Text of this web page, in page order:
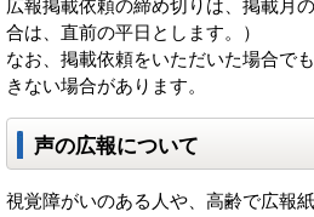
広報掲載依頼の締め切りは、掲載月
合は、直前の平日とします。）
なお、掲載依頼をいただいた場合で
きない場合があります。
声の広報について
視覚障がいのある人や、高齢で広報